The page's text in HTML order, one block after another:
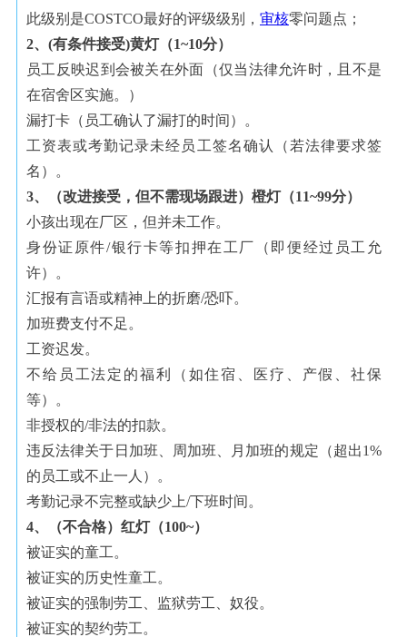
此级别是COSTCO最好的评级级别， 审核零问题点；
2、 (有条件接受)黄灯（1~10分）
员工反映迟到会被关在外面（仅当法律允许时，且不是
在宿舍区实施。）
漏打卡（员工确认了漏打的时间）。
工资表或考勤记录未经员工签名确认（若法律要求签
名）。
3、（改进接受，但不需现场跟进）橙灯（11~99分）
小孩出现在厂区，但并未工作。
身份证原件/银行卡等扣押在工厂（即便经过员工允
许）。
汇报有言语或精神上的折磨/恐吓。
加班费支付不足。
工资迟发。
不给员工法定的福利（如住宿、医疗、产假、社保
等）。
非授权的/非法的扣款。
违反法律关于日加班、周加班、月加班的规定（超出1%
的员工或不止一人）。
考勤记录不完整或缺少上/下班时间。
4、（不合格）红灯（100~）
被证实的童工。
被证实的历史性童工。
被证实的强制劳工、监狱劳工、奴役。
被证实的契约劳工。